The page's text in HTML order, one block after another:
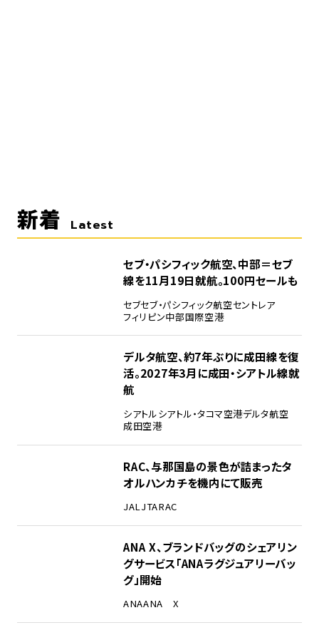
新着 Latest
セブ・パシフィック航空、中部＝セブ
線を11月19日就航。100円セールも
セブセブ・パシフィック航空セントレア
フィリピン中部国際空港
デルタ航空、約7年ぶりに成田線を復
活。2027年3月に成田・シアトル線就
航
シアトルシアトル・タコマ空港デルタ航空
成田空港
RAC、与那国島の景色が詰まったタ
オルハンカチを機内にて販売
JALJTARAC
ANA X、ブランドバッグのシェアリン
グサービス「ANAラグジュアリーバッ
グ」開始
ANAANA X